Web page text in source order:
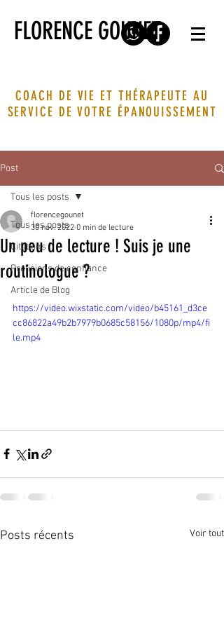
FLORENCE GOUNET
COACH DE VIE ET THÉRAPEUTE AU
SERVICE DE VOTRE ÉPANOUISSEMENT
Post
Tous les posts
Citations
Praticiens de confiance
Article de Blog
Tous les posts
Un peu de lecture ! Suis je une
routinologue ?
florencegounet
30 nov. 2022 0 min de lecture
https://video.wixstatic.com/video/b45161_d3ce
cc86822a49b2b7979b0685c58156/1080p/mp4/fi
le.mp4
Posts récents Voir tout